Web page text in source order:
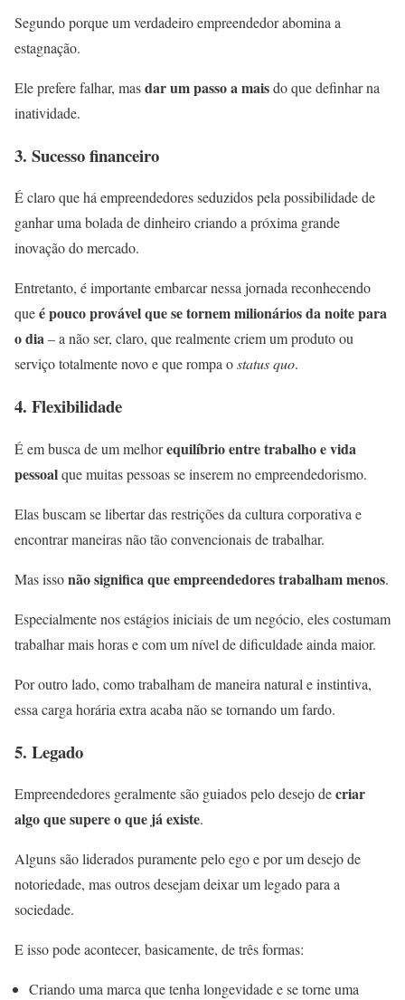
Segundo porque um verdadeiro empreendedor abomina a
estagnação.
Ele prefere falhar, masdar um passo a maisdo que definhar na
inatividade.
3. Sucesso financeiro
É claro que há empreendedores seduzidos pela possibilidade de
ganhar uma bolada de dinheiro criando a próxima grande
inovação do mercado.
Entretanto, é importante embarcar nessa jornada reconhecendo
queé pouco provável que se tornem milionários da noite para
o dia– a não ser, claro, que realmente criem um produto ou
serviço totalmente novo e que rompa ostatus quo.
4. Flexibilidade
É em busca de um melhorequilíbrio entre trabalho e vida
pessoalque muitas pessoas se inserem no empreendedorismo.
Elas buscam se libertar das restrições da cultura corporativa e
encontrar maneiras não tão convencionais de trabalhar.
Mas issonão significa que empreendedores trabalham menos.
Especialmente nos estágios iniciais de um negócio, eles costumam
trabalhar mais horas e com um nível de dificuldade ainda maior.
Por outro lado, como trabalham de maneira natural e instintiva,
essa carga horária extra acaba não se tornando um fardo.
5. Legado
Empreendedores geralmente são guiados pelo desejo decriar
algo que supere o que já existe.
Alguns são liderados puramente pelo ego e por um desejo de
notoriedade, mas outros desejam deixar um legado para a
sociedade.
E isso pode acontecer, basicamente, de três formas:
Criando uma marca que tenha longevidade e se torne uma